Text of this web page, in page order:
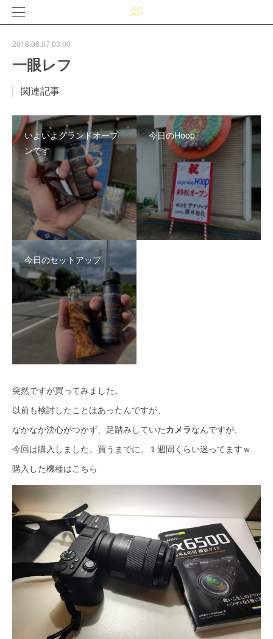
2018.06.07 03:00
一眼レフ
関連記事
いよいよグランドオープ
ンです
今日のHoop
今日のセットアップ
突然ですが買ってみました。
以前も検討したことはあったんですが、
なかなか決心がつかず、足踏みしていたカメラなんですが、
今回は購入しました。買うまでに、１週間くらい迷ってますｗ
購入した機種はこちら